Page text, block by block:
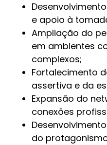
e apoio à
Ampliação do
em ambientes
complexos;
Fortalecimento
assertiva e da
Expansão do
conexões
do